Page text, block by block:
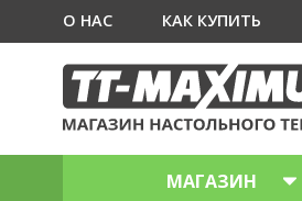
О НАС КАК КУПИТЬ
МАГАЗИН